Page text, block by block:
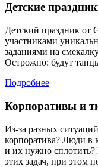
Детские
Детский праздник от
участниками
заданиями на
Острожно: будут
Подробнее
Корпоративы и
Из-за разных
корпоратива? Люди в
и их нужно
этих задач, при этом